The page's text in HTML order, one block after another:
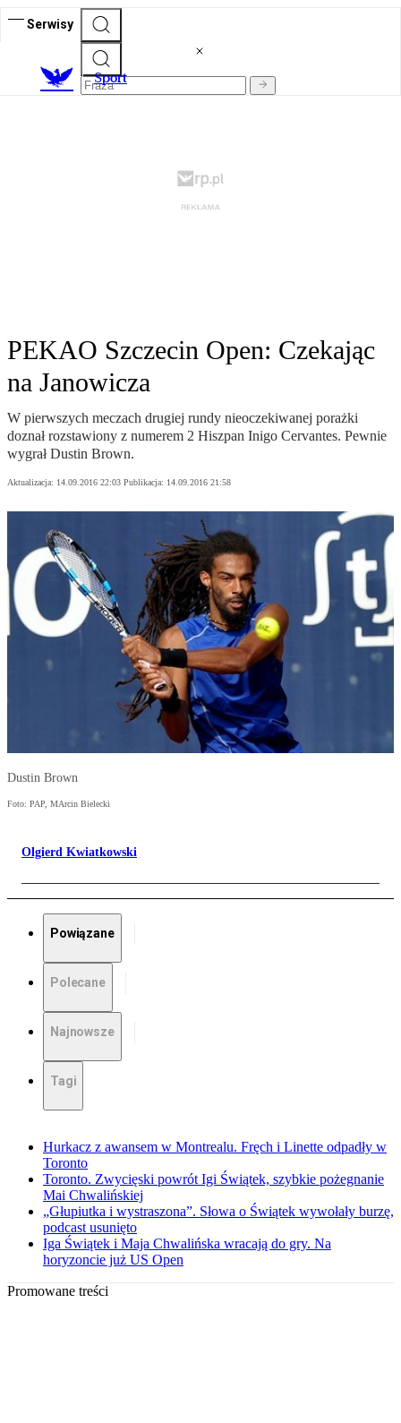
Serwisy
Sport
PEKAO Szczecin Open: Czekając
na Janowicza
W pierwszych meczach drugiej rundy nieoczekiwanej porażki
doznał rozstawiony z numerem 2 Hiszpan Inigo Cervantes. Pewnie
wygrał Dustin Brown.
Aktualizacja: 14.09.2016 22:03 Publikacja: 14.09.2016 21:58
Dustin Brown
Foto: PAP, MArcin Bielecki
Olgierd Kwiatkowski
Powiązane
Polecane
Najnowsze
Tagi
Hurkacz z awansem w Montrealu. Fręch i Linette odpadły w
Toronto
Toronto. Zwycięski powrót Igi Świątek, szybkie pożegnanie
Mai Chwalińskiej
„Głupiutka i wystraszona”. Słowa o Świątek wywołały burzę,
podcast usunięto
Iga Świątek i Maja Chwalińska wracają do gry. Na
horyzoncie już US Open
Promowane treści